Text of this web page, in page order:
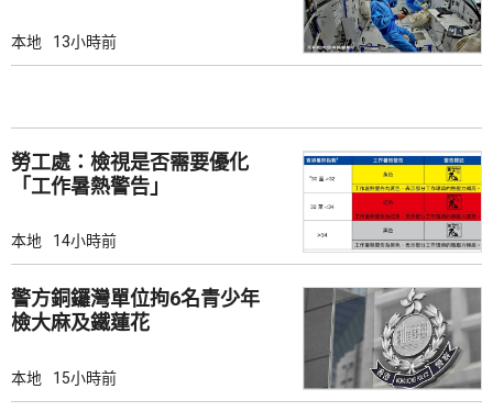
本地 13小時前
勞工處：檢視是否需要優化
「工作暑熱警告」
本地 14小時前
警方銅鑼灣單位拘6名青少年
檢大麻及鐵蓮花
本地 15小時前